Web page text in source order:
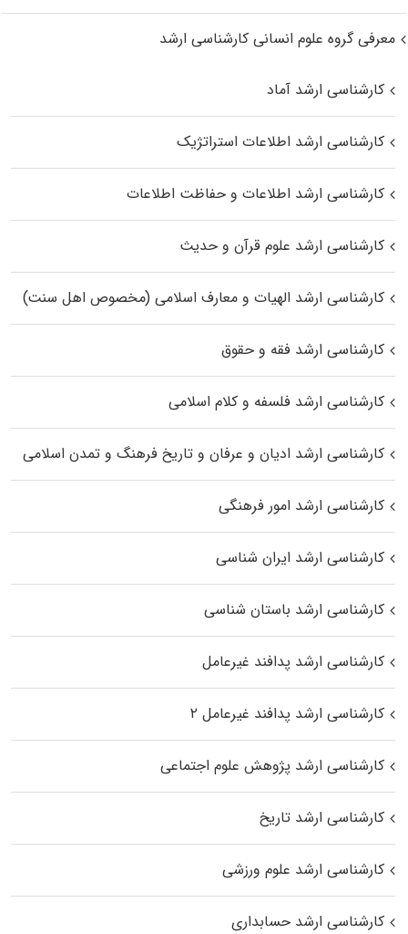
معرفی گروه علوم انسانی کارشناسی ارشد
کارشناسی ارشد آماد
کارشناسی ارشد اطلاعات استراتژیک
کارشناسی ارشد اطلاعات و حفاظت اطلاعات
کارشناسی ارشد علوم قرآن و حدیث
کارشناسی ارشد الهیات و معارف اسلامی (مخصوص اهل سنت)
کارشناسی ارشد فقه و حقوق
کارشناسی ارشد فلسفه و کلام اسلامی
کارشناسی ارشد ادیان و عرفان و تاریخ فرهنگ و تمدن اسلامی
کارشناسی ارشد امور فرهنگی
کارشناسی ارشد ایران شناسی
کارشناسی ارشد باستان شناسی
کارشناسی ارشد پدافند غیرعامل
کارشناسی ارشد پدافند غیرعامل ۲
کارشناسی ارشد پژوهش علوم اجتماعی
کارشناسی ارشد تاریخ
کارشناسی ارشد علوم ورزشی
کارشناسی ارشد حسابداری